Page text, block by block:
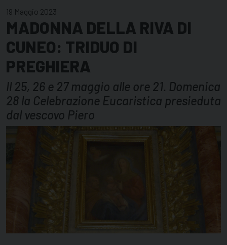
19 Maggio 2023
MADONNA DELLA RIVA DI
CUNEO: TRIDUO DI
PREGHIERA
Il 25, 26 e 27 maggio alle ore 21. Domenica
28 la Celebrazione Eucaristica presieduta
dal vescovo Piero